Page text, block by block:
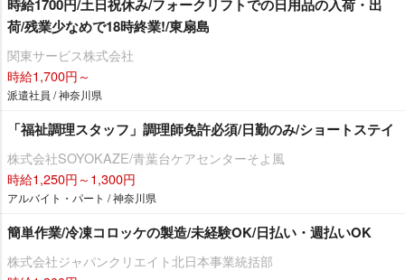
時給1700円/土日祝休み/フォークリフトでの日用品の入荷・出
荷/残業少なめで18時終業!/東扇島
関東サービス株式会社
時給1,700円～
派遣社員 / 神奈川県
「福祉調理スタッフ」調理師免許必須/日勤のみ/ショートステイ
株式会社SOYOKAZE/青葉台ケアセンターそよ風
時給1,250円～1,300円
アルバイト・パート / 神奈川県
簡単作業/冷凍コロッケの製造/未経験OK/日払い・週払いOK
株式会社ジャパンクリエイト北日本事業統括部